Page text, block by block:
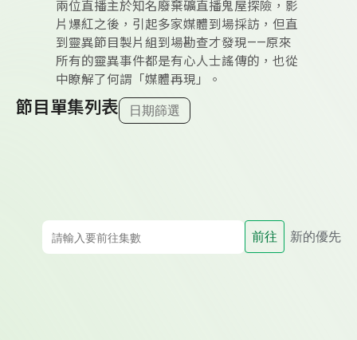
兩位直播主於知名廢棄礦直播鬼屋探險，影
片爆紅之後，引起多家媒體到場採訪，但直
到靈異節目製片組到場勘查才發現——原來
所有的靈異事件都是有心人士謠傳的，也從
中瞭解了何謂「媒體再現」。
節目單集列表 日期篩選
前往 新的優先